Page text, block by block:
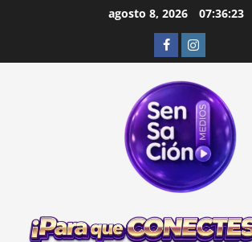
agosto 8, 2026 07:36:25
FacebookInstagram